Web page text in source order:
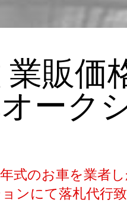
販価
ーク
式のお車を業者
ンにて落札代行致